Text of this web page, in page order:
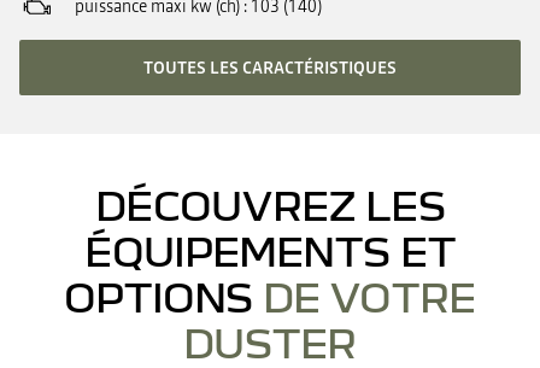
puissance maxi kw (ch) 103 (140)
TOUTES LES CARACTÉRISTIQUES
DÉCOUVREZ LES
ÉQUIPEMENTS ET
OPTIONS DE VOTRE
DUSTER